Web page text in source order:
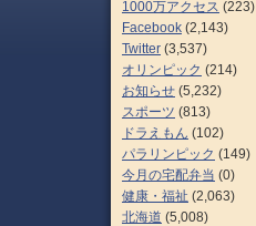
1000万アクセス (223)
Facebook (2,143)
Twitter (3,537)
オリンピック (214)
お知らせ (5,232)
スポーツ (813)
ドラえもん (102)
パラリンピック (149)
今月の宅配弁当 (0)
健康・福祉 (2,063)
北海道 (5,008)